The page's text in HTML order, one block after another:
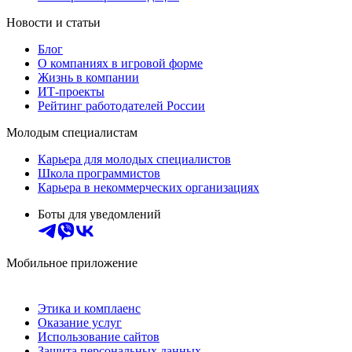
Новости и статьи
Блог
О компаниях в игровой форме
Жизнь в компании
ИТ-проекты
Рейтинг работодателей России
Молодым специалистам
Карьера для молодых специалистов
Школа программистов
Карьера в некоммерческих организациях
Боты для уведомлений
Мобильное приложение
Этика и комплаенс
Оказание услуг
Использование сайтов